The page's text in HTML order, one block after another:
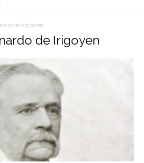
Historia
Hoy
de Irigoyen
de Irigoyen